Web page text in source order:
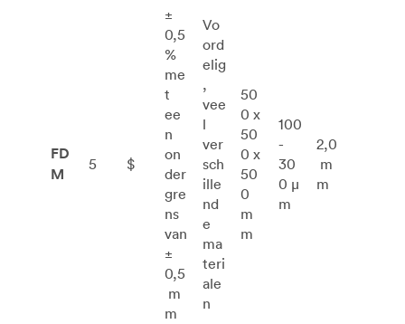
FD
M
5 $
±
0,5
%
me
t
ee
n
on
der
gre
ns
van
±
0,5
m
m
Vo
ord
elig
,
vee
l
ver
sch
ille
nd
e
ma
teri
ale
n
50
0 x
50
0 x
50
0
m
m
100
-
30
0 μ
m
2,0
m
m